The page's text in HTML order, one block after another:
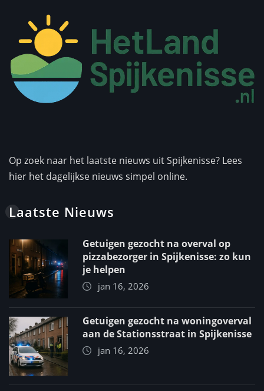
Op zoek naar het laatste nieuws uit Spijkenisse? Lees
hier het dagelijkse nieuws simpel online.
Laatste Nieuws
Getuigen gezocht na overval op
pizzabezorger in Spijkenisse: zo kun
je helpen
jan 16, 2026
Getuigen gezocht na woningoverval
aan de Stationsstraat in Spijkenisse
jan 16, 2026